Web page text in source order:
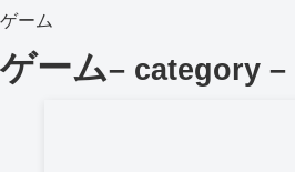
ゲーム
ゲーム– category –